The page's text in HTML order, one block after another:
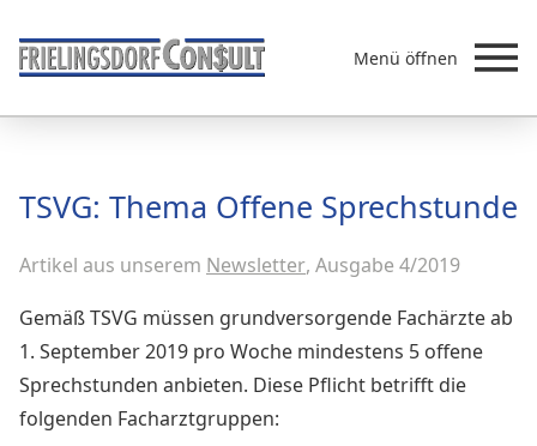
Menü öffnen
Beratung
Akademie
MVZ/Ärztenetze
Über uns
Newsletter & Presse
TSVG: Thema Offene Sprechstunde
Artikel aus unserem Newsletter, Ausgabe 4/2019
Gemäß TSVG müssen grundversorgende Fachärzte ab
1. September 2019 pro Woche mindestens 5 offene
Sprechstunden anbieten. Diese Pflicht betrifft die
folgenden Facharztgruppen: